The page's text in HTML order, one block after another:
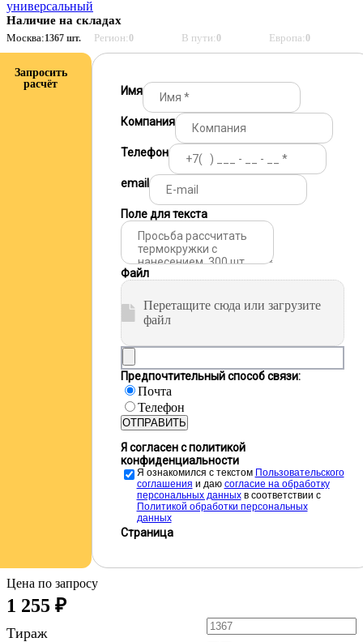
универсальный
Наличие на складах
Москва:1367 шт. Регион:0 В пути:0 Европа:0
Запросить
расчёт
Имя
Компания
Телефон
email
Поле для текста
Файл
Перетащите сюда или загрузите
файл
Предпочтительный способ связи:
Почта
Телефон
ОТПРАВИТЬ
Я согласен с политикой
конфиденциальности
Я ознакомился с текстом Пользовательского
соглашения и даю cогласие на обработку
персональных данныхв соответствии с
Политикой обработки персональных
данных
Страница
Цена по запросу
1 255 ₽
Тираж